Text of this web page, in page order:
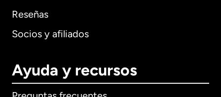
Reseñas
Socios y afiliados
Ayuda y recursos